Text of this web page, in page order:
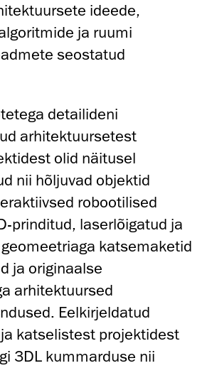
ideede,
ja ruumi
seostatud
detailideni
arhitektuursetest
olid näitusel
nii hõljuvad objektid
robootilised
prinditud, laserlõigatud ja
katsemaketid
ja originaalse
arhitektuursed
Eelkirjeldatud
katselistest projektidest
3DL kummarduse nii